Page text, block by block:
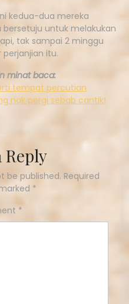
kedua-dua mereka
untuk melakukan
tak sampai 2 minggu
itu.
minat baca:
tempat percutian
nak pergi sebab cantik!
Reply
be published. Required
*
*